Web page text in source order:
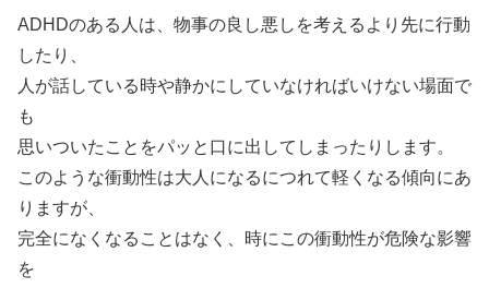
ADHDのある人は、物事の良し悪しを考えるより先に行動
したり、
人が話している時や静かにしていなければいけない場面で
も
思いついたことをパッと口に出してしまったりします。
このような衝動性は大人になるにつれて軽くなる傾向にあ
りますが、
完全になくなることはなく、時にこの衝動性が危険な影響
を